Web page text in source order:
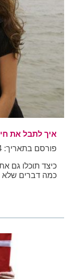
איך לתבל את
פורסם בתאריך: 13/03/2014 15:27:27
כיצד תוכלו גם
כמה דברים שלא